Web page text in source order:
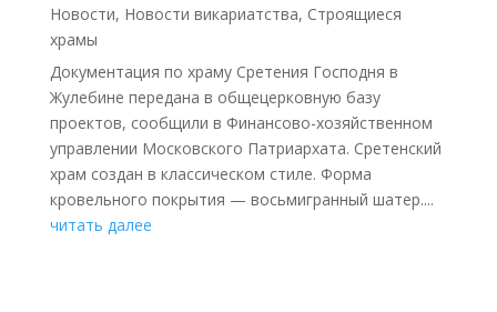
Новости, Новости викариатства, Строящиеся
храмы
Документация по храму Сретения Господня в
Жулебине передана в общецерковную базу
проектов, сообщили в Финансово-хозяйственном
управлении Московского Патриархата. Сретенский
храм создан в классическом стиле. Форма
кровельного покрытия — восьмигранный шатер....
читать далее